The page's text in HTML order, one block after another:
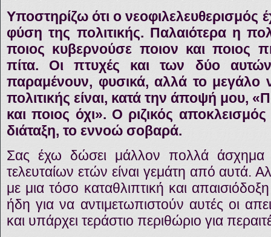
Υποστηρίζω ότι ο νεοφιλελευθερισμός
φύση της πολιτικής. Παλαιότερα η
ποιος κυβερνούσε ποιον και ποιος
πίτα. Οι πτυχές και των δύο αυτών
παραμένουν, φυσικά, αλλά το μεγάλο
πολιτικής είναι, κατά την άποψή μου,
και ποιος όχι». Ο ριζικός
διάταξη, το εννοώ σοβαρά.
Σας έχω δώσει μάλλον πολλά άσχημα
τελευταίων ετών είναι γεμάτη από αυτά.
με μια τόσο καταθλιπτική και
ήδη για να αντιμετωπιστούν αυτές οι
και υπάρχει τεράστιο περιθώριο για